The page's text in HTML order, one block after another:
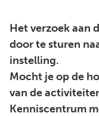
Het verzoek aan
door te sturen
instelling.
Mocht je op de
van de
Kenniscentrum